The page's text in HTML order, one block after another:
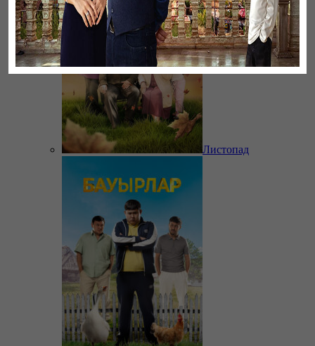
Листопад